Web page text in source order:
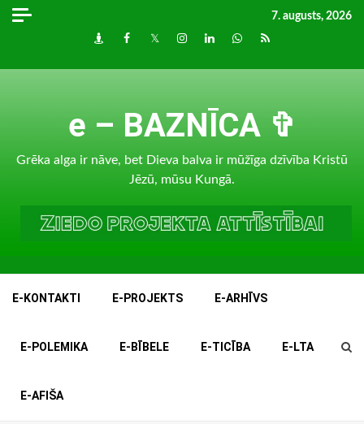
Skip
7. augusts, 2026
DraugiemFacebook
TwitterInstagram
LinkedInwhatsapp
RSS
e – BAZNĪCA ✞
Grēka alga ir nāve, bet Dieva balva ir mūžīga dzīvība Kristū
Jēzū, mūsu Kungā.
E-KONTAKTI E-PROJEKTS E-ARHĪVS
E-POLEMIKA E-BĪBELE E-TICĪBA E-LTA
E-AFIŠA